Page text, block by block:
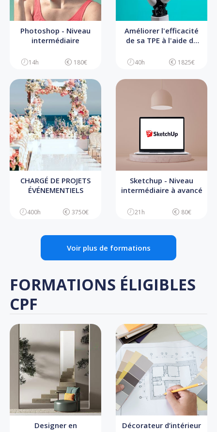
Photoshop - Niveau
intermédiaire
14h 180€
Améliorer l'efficacité
de sa TPE à l'aide de
40h 1825€
CHARGÉ DE PROJETS
ÉVÉNEMENTIELS
400h 3750€
Sketchup - Niveau
intermédiaire à avancé
21h 80€
Voir plus de formations
FORMATIONS ÉLIGIBLES
CPF
Designer en
Décorateur d’intérieur